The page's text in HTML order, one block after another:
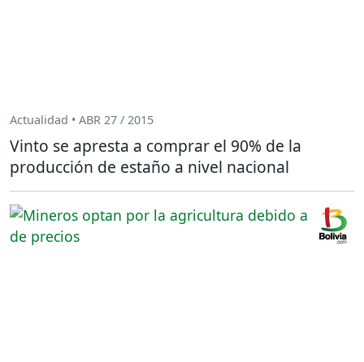
Actualidad • ABR 27 / 2015
Vinto se apresta a comprar el 90% de la
producción de estaño a nivel nacional